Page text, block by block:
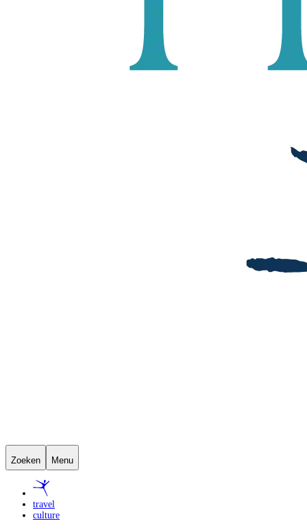
Zoeken Menu
travel
culture